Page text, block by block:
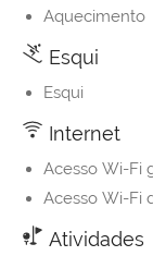
Aquecimento
Esqui
Esqui
Internet
Acesso Wi-Fi
Acesso Wi-Fi
Atividades